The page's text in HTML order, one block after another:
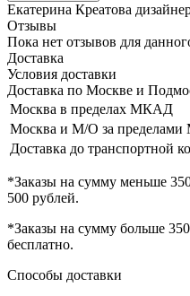
Екатерина Креатова
Отзывы
Пока нет отзывов для
Доставка
Условия доставки
Доставка по Москве и
Москва в пределах МКАД
Москва и М/О за
Доставка до транспортной
*Заказы на сумму меньше
500 рублей.
*Заказы на сумму больше
бесплатно.
Способы доставки